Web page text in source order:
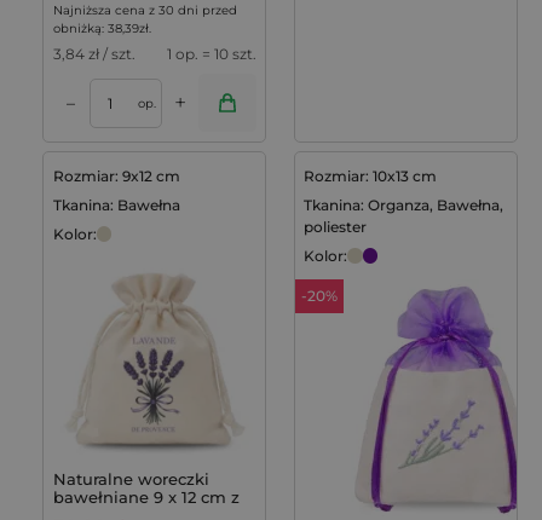
Najniższa cena z 30 dni przed
obniżką: 38,39zł.
3,84 zł / szt. 1 op. = 10 szt.
– op. +
Rozmiar: 9x12 cm
Tkanina: Bawełna
Kolor:
Naturalne woreczki
bawełniane 9 x 12 cm z
Rozmiar: 10x13 cm
Tkanina: Organza, Bawełna,
poliester
Kolor:
-20%